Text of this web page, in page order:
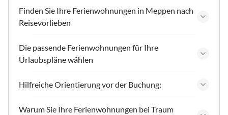
Finden Sie Ihre Ferienwohnungen in Meppen nach
Reisevorlieben
Die passende Ferienwohnungen für Ihre
Urlaubspläne wählen
Hilfreiche Orientierung vor der Buchung:
Warum Sie Ihre Ferienwohnungen bei Traum